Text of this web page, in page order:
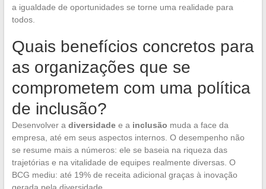
a igualdade de oportunidades se torne uma realidade para
todos.
Quais benefícios concretos para
as organizações que se
comprometem com uma política
de inclusão?
Desenvolver a diversidadee a inclusão muda a face da
empresa, até em seus aspectos internos. O desempenho não
se resume mais a números: ele se baseia na riqueza das
trajetórias e na vitalidade de equipes realmente diversas. O
BCG mediu: até 19% de receita adicional graças à inovação